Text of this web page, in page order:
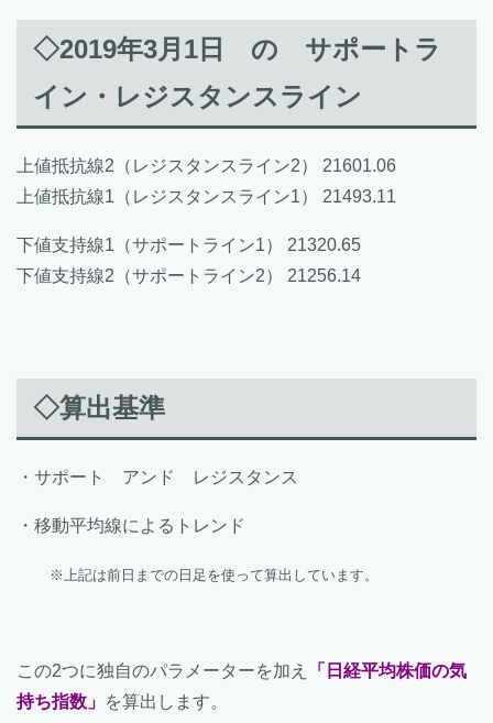
◇2019年3月1日 の サポートラ
イン・レジスタンスライン
上値抵抗線2（レジスタンスライン2） 21601.06
上値抵抗線1（レジスタンスライン1） 21493.11
下値支持線1（サポートライン1） 21320.65
下値支持線2（サポートライン2） 21256.14
◇算出基準
・サポート アンド レジスタンス
・移動平均線によるトレンド
※上記は前日までの日足を使って算出しています。
この2つに独自のパラメーターを加え
「日経平均株価の気
持ち指数」 を算出します。